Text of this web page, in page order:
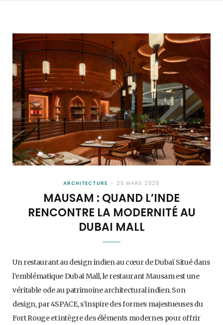
ARCHITECTURE 25 MARS 2025
MAUSAM : QUAND L’INDE
RENCONTRE LA MODERNITÉ AU
DUBAI MALL
Un restaurant au design indien au cœur de Dubaï Situé dans
l’emblématique Dubai Mall, le restaurant Mausam est une
véritable ode au patrimoine architectural indien. Son
design, par 4SPACE, s’inspire des formes majestueuses du
Fort Rouge et intègre des éléments modernes pour offrir